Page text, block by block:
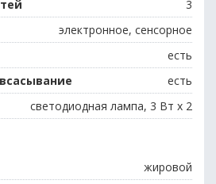
3
электронное, сенсорное
есть
есть
светодиодная лампа, 3 Вт х 2
жировой